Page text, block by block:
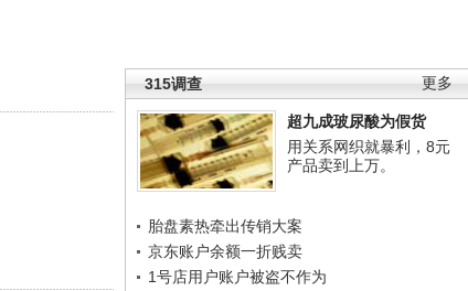
更多
315调查
超九成玻尿酸为假货
用关系网织就暴利，8元
产品卖到上万。
胎盘素热牵出传销大案
京东账户余额一折贱卖
1号店用户账户被盗不作为